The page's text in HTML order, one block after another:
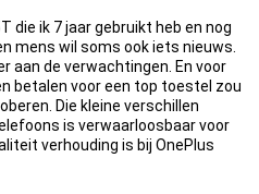
die ik 7 jaar gebruikt heb en nog
mens wil soms ook iets nieuws.
aan de verwachtingen. En voor
betalen voor een top toestel zou
Die kleine verschillen
is verwaarloosbaar voor
verhouding is bij OnePlus